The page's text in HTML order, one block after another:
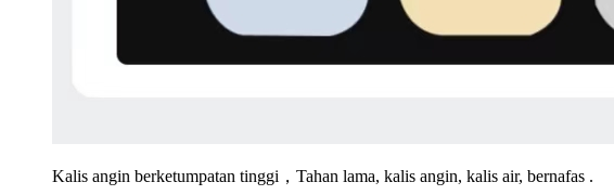
Kalis angin berketumpatan tinggi，Tahan lama, kalis angin, kalis air, bernafas .